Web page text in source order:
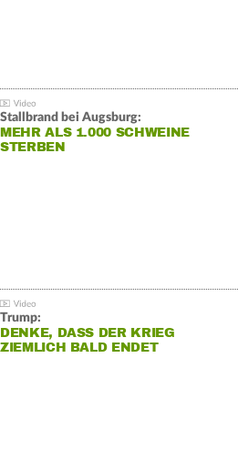
Stallbrand bei Augsburg:
MEHR ALS 1.000 SCHWEINE
STERBEN
Trump:
DENKE, DASS DER KRIEG
ZIEMLICH BALD ENDET